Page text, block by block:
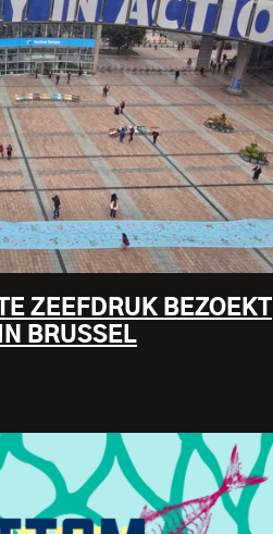
ZEEFDRUK BEZOEKT
BRUSSEL